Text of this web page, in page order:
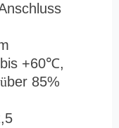
bis +60℃,
über 85%